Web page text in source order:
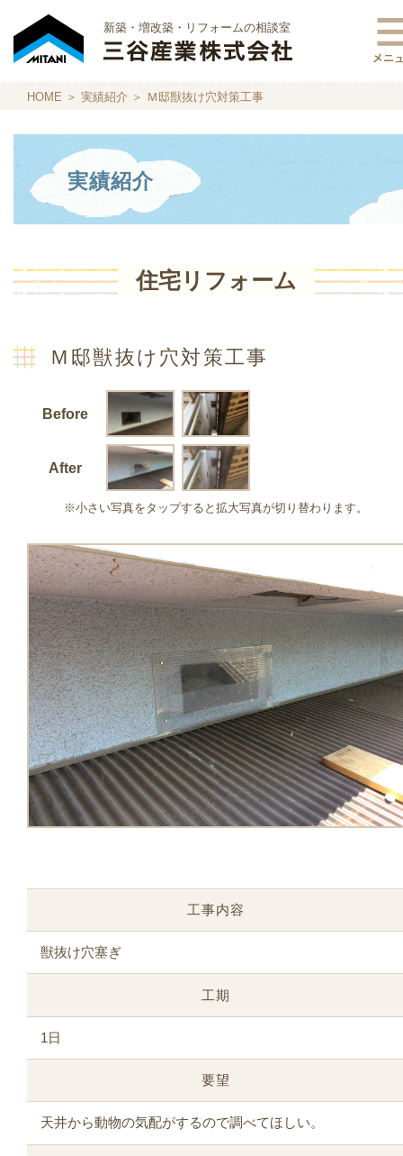
新築・増改築・リフォームの相談室
HOME ＞ 実績紹介 ＞ Ｍ邸獣抜け穴対策工事
実績紹介
住宅リフォーム
Ｍ邸獣抜け穴対策工事
Before
After
※小さい写真をタップすると拡大写真が切り替わります。
工事内容
獣抜け穴塞ぎ
工期
1日
要望
天井から動物の気配がするので調べてほしい。